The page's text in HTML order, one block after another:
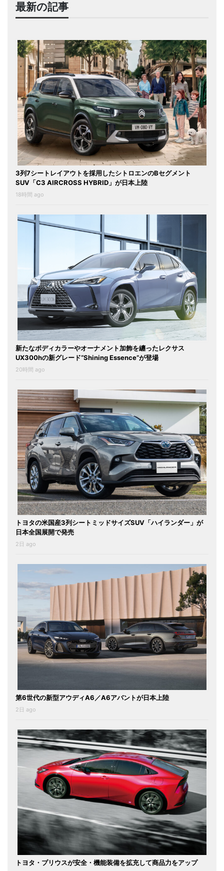
最新の記事
3列7シートレイアウトを採用したシトロエンのBセグメント
SUV「C3 AIRCROSS HYBRID」が日本上陸
18時間 ago
新たなボディカラーやオーナメント加飾を纏ったレクサス
UX300hの新グレード“Shining Essence”が登場
20時間 ago
トヨタの米国産3列シートミッドサイズSUV「ハイランダー」が
日本全国展開で発売
2日 ago
第6世代の新型アウディA6／A6アバントが日本上陸
2日 ago
トヨタ・プリウスが安全・機能装備を拡充して商品力をアップ